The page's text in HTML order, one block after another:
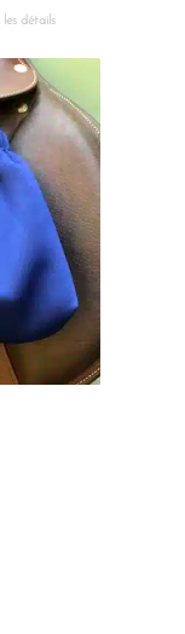
les détails